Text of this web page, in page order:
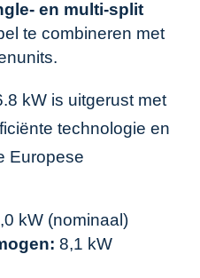
en multi-split
te combineren met
kW is uitgerust met
technologie en
Europese
kW (nominaal)
8,1 kW